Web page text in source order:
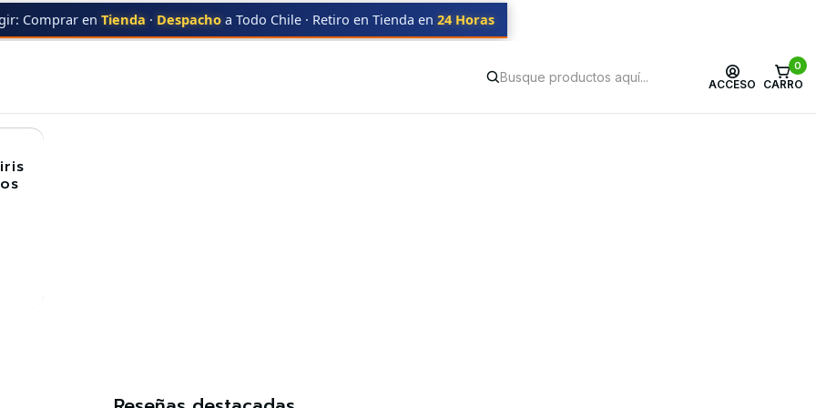
ACCESO
0
CARRO
Comprar en Tienda · Despacho a Todo Chile · Retiro en Tienda en 24 Horas
PLA+ ARCOIRIS